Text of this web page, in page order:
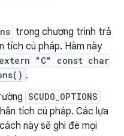
trong chương trình trả
tích cú pháp. Hàm này
extern "C" const char
.
SCUDO_OPTIONS
tích cú pháp. Các lựa
này sẽ ghi đè mọi